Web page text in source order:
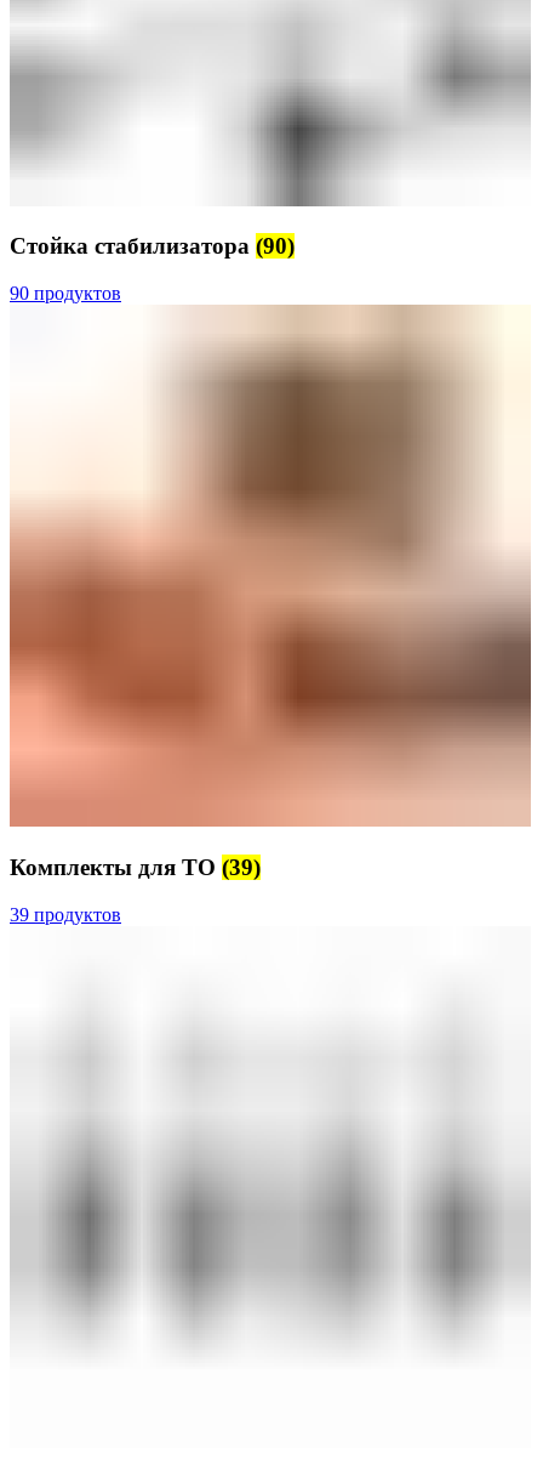
Стойка стабилизатора (90)
90 продуктов
Комплекты для ТО (39)
39 продуктов